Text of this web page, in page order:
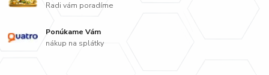
Radi vám poradíme
Ponúkame Vám
nákup na splátky